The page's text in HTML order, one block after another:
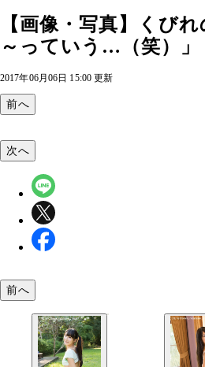
【画像・写真】くび
～っていう…（笑）」
2017年06月06日 15:00 更新
前へ
次へ
前へ